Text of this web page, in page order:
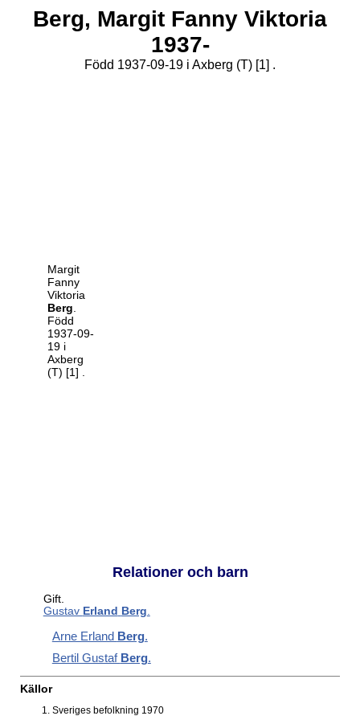
Berg, Margit Fanny Viktoria
1937-
Född 1937-09-19 i Axberg (T) [1] .
Margit
Fanny
Viktoria
Berg
Född
1937-09-
19 i
Axberg
(T) [1]
Relationer och barn
Gift.
Gustav Erland Berg.
Arne Erland Berg.
Bertil Gustaf Berg.
Källor
Sveriges befolkning 1970